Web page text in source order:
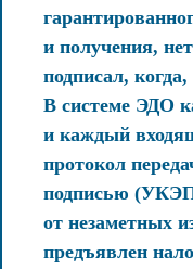
и получения,
подписал,
В системе ЭДО
и каждый
протокол
подписью
от незаметных
предъявлен